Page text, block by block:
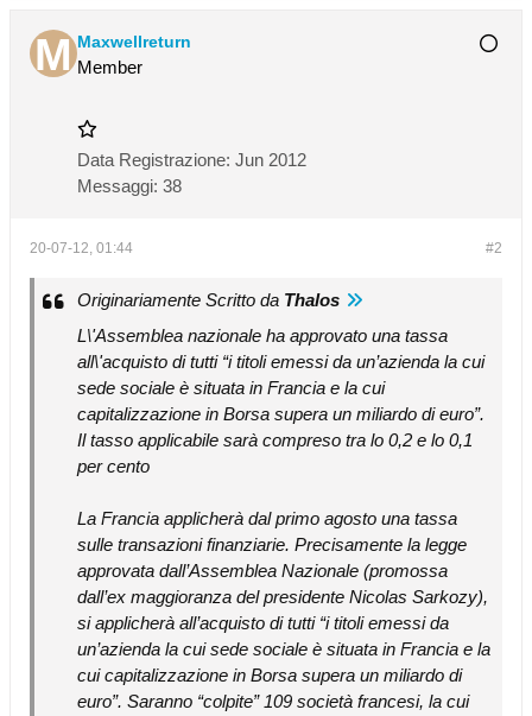
Maxwellreturn
Member
Data Registrazione: Jun 2012
Messaggi: 38
#2
20-07-12, 01:44
Originariamente Scritto da Thalos
L\'Assemblea nazionale ha approvato una tassa
all\'acquisto di tutti “i titoli emessi da un’azienda la cui
sede sociale è situata in Francia e la cui
capitalizzazione in Borsa supera un miliardo di euro”.
Il tasso applicabile sarà compreso tra lo 0,2 e lo 0,1
per cento
La Francia applicherà dal primo agosto una tassa
sulle transazioni finanziarie. Precisamente la legge
approvata dall’Assemblea Nazionale (promossa
dall’ex maggioranza del presidente Nicolas Sarkozy),
si applicherà all’acquisto di tutti “i titoli emessi da
un’azienda la cui sede sociale è situata in Francia e la
cui capitalizzazione in Borsa supera un miliardo di
euro”. Saranno “colpite” 109 società francesi, la cui